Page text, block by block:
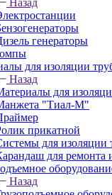
Назад
генераторы
для изоляции
Назад
для
"Тиал-М"
прикатной
для изоляции
для ремонта
Назад